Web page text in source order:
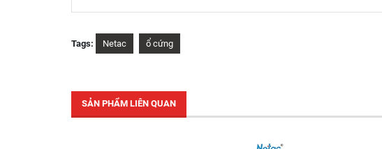
Tags: Netac ổ cứng
SẢN PHẨM LIÊN QUAN